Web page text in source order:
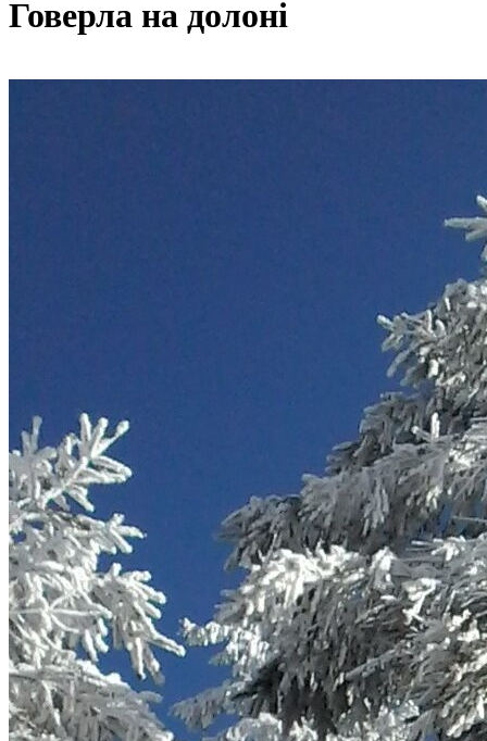
Говерла на долоні